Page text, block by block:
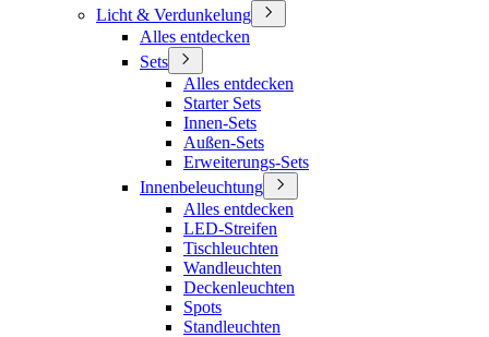
Licht & Verdunkelung
Alles entdecken
Sets
Alles entdecken
Starter Sets
Innen-Sets
Außen-Sets
Erweiterungs-Sets
Innenbeleuchtung
Alles entdecken
LED-Streifen
Tischleuchten
Wandleuchten
Deckenleuchten
Spots
Standleuchten